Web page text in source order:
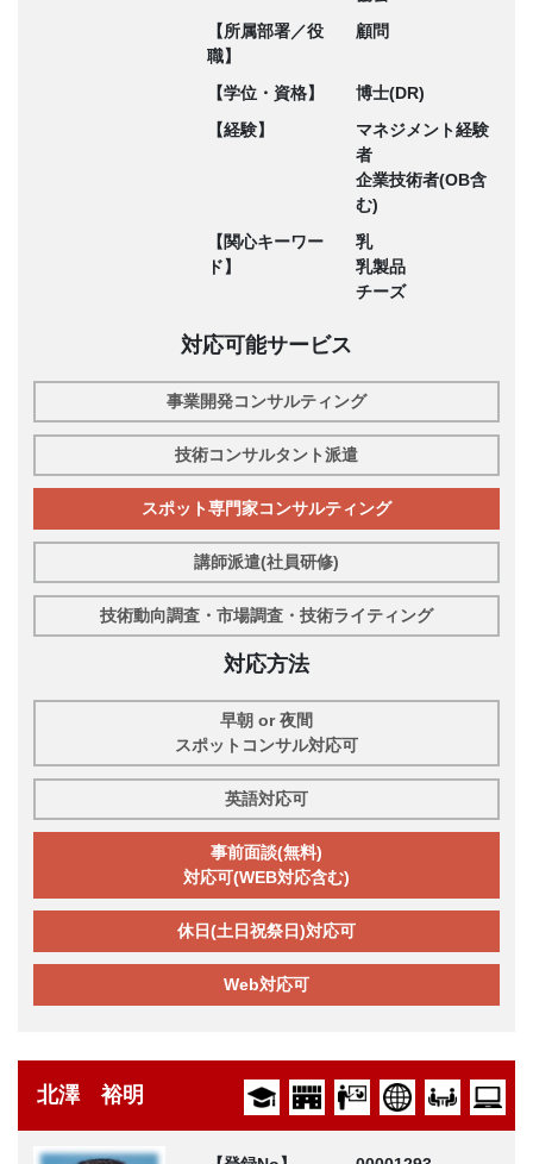
【所属部署／役
職】
顧問
【学位・資格】
博士(DR)
【経験】
マネジメント経験
者
企業技術者(OB含
む)
【関心キーワー
ド】
乳
乳製品
チーズ
対応可能サービス
事業開発コンサルティング
技術コンサルタント派遣
スポット専門家コンサルティング
講師派遣(社員研修)
技術動向調査・市場調査・技術ライティング
対応方法
早朝 or 夜間
スポットコンサル対応可
英語対応可
事前面談(無料)
対応可(WEB対応含む)
休日(土日祝祭日)対応可
Web対応可
北澤 裕明